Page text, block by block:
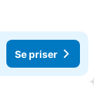
Se priser